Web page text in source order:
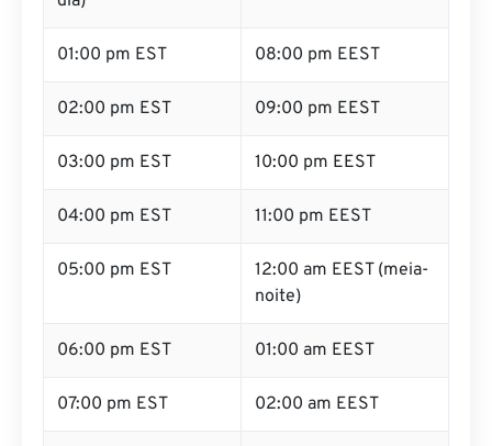
01:00 pm EST 08:00 pm EEST
02:00 pm EST 09:00 pm EEST
03:00 pm EST 10:00 pm EEST
04:00 pm EST 11:00 pm EEST
05:00 pm EST
12:00 am EEST (meia-
noite)
06:00 pm EST 01:00 am EEST
07:00 pm EST 02:00 am EEST